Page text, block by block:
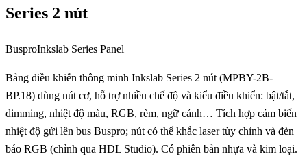
Series 2 nút
BusproInkslab Series Panel
Bảng điều khiển thông minh Inkslab Series 2 nút (MPBY-2B-
BP.18) dùng nút cơ, hỗ trợ nhiều chế độ và kiểu điều khiển: bật/tắt,
dimming, nhiệt độ màu, RGB, rèm, ngữ cảnh… Tích hợp cảm biến
nhiệt độ gửi lên bus Buspro; nút có thể khắc laser tùy chỉnh và đèn
báo RGB (chỉnh qua HDL Studio). Có phiên bản nhựa và kim loại.